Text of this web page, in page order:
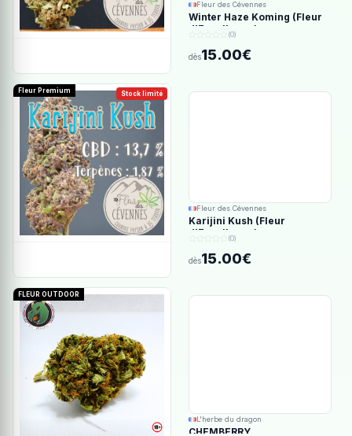
Fleur des Cévennes
Winter Haze Koming (Fleur
d'Excellence)
(0)
dès15.00€
Stock limité
Fleur Premium
Fleur des Cévennes
Karijini Kush (Fleur
d'Excellence)
(0)
dès15.00€
FLEUR OUTDOOR
L'herbe du dragon
CHEMBERRY